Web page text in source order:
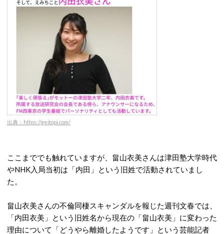
出典：https://geitopi.com/
ここまででも触れていますが、畠山衣美さんは津田塾大学時代
やNHK入局当初は「内田」という旧姓で活動されていまし
た。
畠山衣美さんの不倫同棲スキャンダルを報じた週刊文春では、
「内田衣美」という旧姓名から現在の「畠山衣美」に変わった
理由について「どうやら離婚したようです」という芸能記者